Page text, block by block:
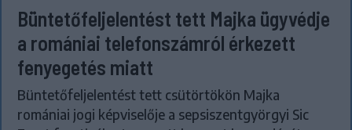
Büntetőfeljelentést tett Majka ügyvédje
a romániai telefonszámról érkezett
fenyegetés miatt
Büntetőfeljelentést tett csütörtökön Majka
romániai jogi képviselője a sepsiszentgyörgyi Sic